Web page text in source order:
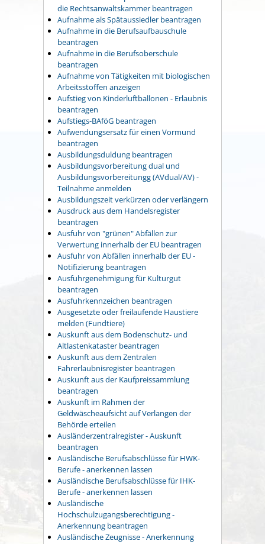
die Rechtsanwaltskammer beantragen
Aufnahme als Spätaussiedler beantragen
Aufnahme in die Berufsaufbauschule
beantragen
Aufnahme in die Berufsoberschule
beantragen
Aufnahme von Tätigkeiten mit biologischen
Arbeitsstoffen anzeigen
Aufstieg von Kinderluftballonen - Erlaubnis
beantragen
Aufstiegs-BAföG beantragen
Aufwendungsersatz für einen Vormund
beantragen
Ausbildungsduldung beantragen
Ausbildungsvorbereitung dual und
Ausbildungsvorbereitungg (AVdual/AV) -
Teilnahme anmelden
Ausbildungszeit verkürzen oder verlängern
Ausdruck aus dem Handelsregister
beantragen
Ausfuhr von "grünen" Abfällen zur
Verwertung innerhalb der EU beantragen
Ausfuhr von Abfällen innerhalb der EU -
Notifizierung beantragen
Ausfuhrgenehmigung für Kulturgut
beantragen
Ausfuhrkennzeichen beantragen
Ausgesetzte oder freilaufende Haustiere
melden (Fundtiere)
Auskunft aus dem Bodenschutz- und
Altlastenkataster beantragen
Auskunft aus dem Zentralen
Fahrerlaubnisregister beantragen
Auskunft aus der Kaufpreissammlung
beantragen
Auskunft im Rahmen der
Geldwäscheaufsicht auf Verlangen der
Behörde erteilen
Ausländerzentralregister - Auskunft
beantragen
Ausländische Berufsabschlüsse für HWK-
Berufe - anerkennen lassen
Ausländische Berufsabschlüsse für IHK-
Berufe - anerkennen lassen
Ausländische
Hochschulzugangsberechtigung -
Anerkennung beantragen
Ausländische Zeugnisse - Anerkennung